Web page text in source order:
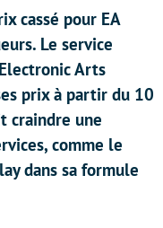
cassé pour EA
Le service
Arts
prix à partir du 10
craindre une
comme le
dans sa formule